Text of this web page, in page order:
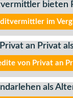
bieten
im
an Privat
von Privat an
als